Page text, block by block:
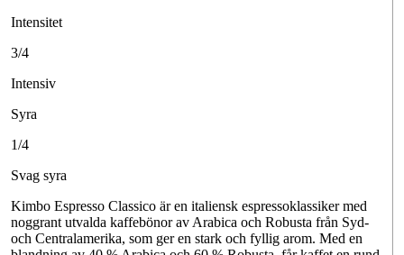
Intensitet
3/4
Intensiv
Syra
1/4
Svag syra
Kimbo Espresso Classico är en italiensk espressoklassiker med
noggrant utvalda kaffebönor av Arabica och Robusta från Syd-
och Centralamerika, som ger en stark och fyllig arom. Med en